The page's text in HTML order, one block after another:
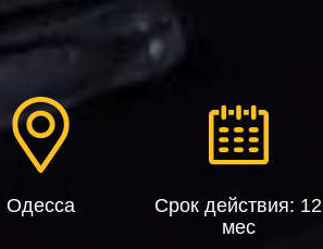
Одесса
Срок действия: 12
мес